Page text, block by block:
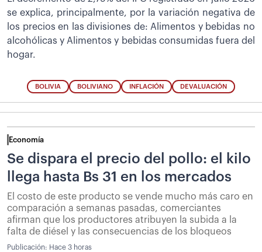
se explica, principalmente, por la variación negativa de
los precios en las divisiones de: Alimentos y bebidas no
alcohólicas y Alimentos y bebidas consumidas fuera del
hogar.
BOLIVIA BOLIVIANO INFLACIÓN DEVALUACIÓN
Economía
Se dispara el precio del pollo: el kilo
llega hasta Bs 31 en los mercados
El costo de este producto se vende mucho más caro en
comparación a semanas pasadas, comerciantes
afirman que los productores atribuyen la subida a la
falta de diésel y las consecuencias de los bloqueos
Publicación: Hace 3 horas